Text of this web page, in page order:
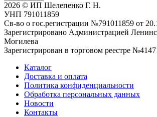
2026 © ИП Шелепенко Г. Н.
УНП 791011859
Св-во о гос.регистрации №791011859 от
Зарегистрировано Администрацией
Могилева
Зарегистрирован в торговом реестре
Каталог
Доставка и оплата
Политика конфиденциальности
Обработка персональных данных
Новости
Контакты